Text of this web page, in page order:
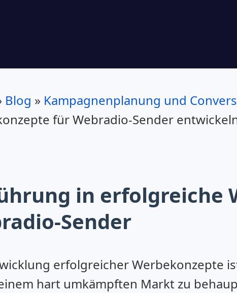
Blog » Kampagnenplanung und
für Webradio-Sender
in erfolgreiche
Sender
erfolgreicher Werbekonzepte
hart umkämpften Markt zu